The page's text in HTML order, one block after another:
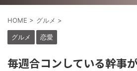
HOME > グルメ >
グルメ 恋愛
毎週合コンしている幹事